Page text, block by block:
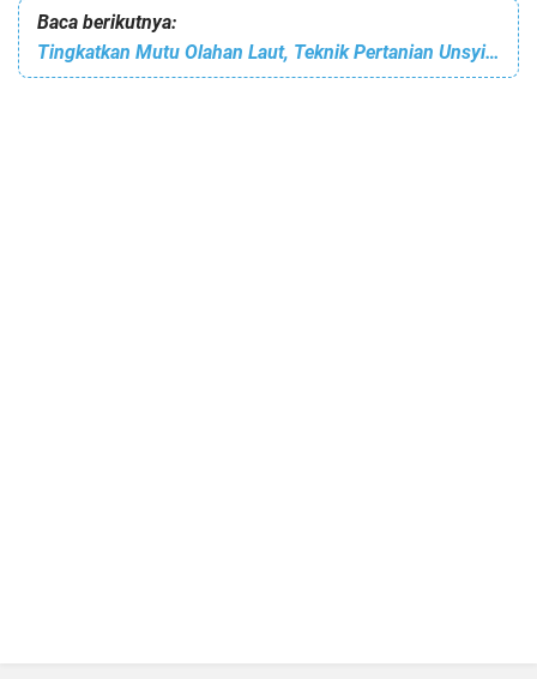
Baca berikutnya:
Tingkatkan Mutu Olahan Laut, Teknik Pertanian Unsyiah Terapkan Vertical Dryer